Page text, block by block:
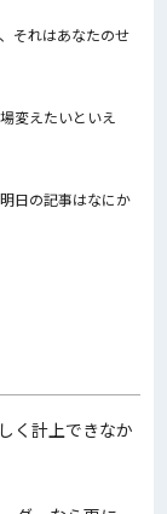
それはあなたのせ
変えたいといえ
日の記事はなにか
く計上できなか